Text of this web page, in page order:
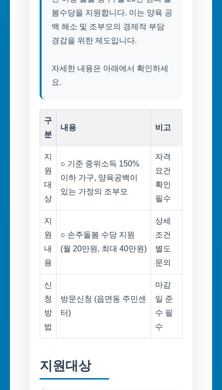
봄수당을 지원합니다. 이는 양육 공
백 해소 및 조부모의 경제적 부담
경감을 위한 제도입니다.
자세한 내용은 아래에서 확인하세
요.
구
분
내용 비고
지
원
대
상
○ 기준 중위소득 150%
이하 가구, 양육공백이
있는 가정의 조부모
자격
요건
확인
필수
지
원
내
용
○ 손주돌봄 수당 지원
(월 20만원, 최대 40만원)
상세
조건
별도
문의
신
청
방
법
방문신청 (읍면동 주민센
터)
마감
일 준
수 필
수
지원대상